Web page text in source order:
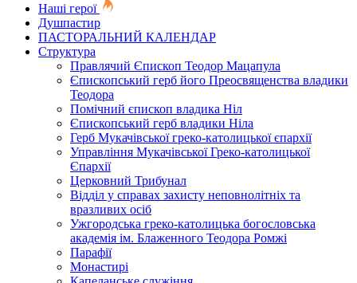
Наші герої
Душпастир
ПАСТОРАЛЬНИЙ КАЛЕНДАР
Структура
Правлячий Єпископ Теодор Мацапула
Єпископський герб його Преосвященства владики
Теодора
Помічний єпископ владика Ніл
Єпископський герб владики Ніла
Герб Мукачівської греко-католицької єпархії
Управління Мукачівської Греко-католицької
Єпархії
Церковний Трибунал
Відділ у справах захисту неповнолітніх та
вразливих осіб
Ужгородська греко-католицька богословська
академія ім. Блаженного Теодора Ромжі
Парафії
Монастирі